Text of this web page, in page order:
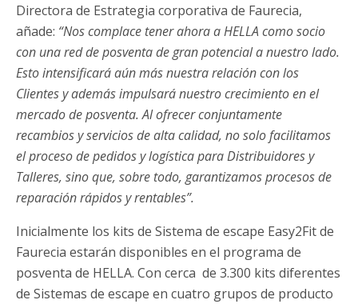
Directora de Estrategia corporativa de Faurecia,
añade: “Nos complace tener ahora a HELLA como socio
con una red de posventa de gran potencial a nuestro lado.
Esto intensificará aún más nuestra relación con los
Clientes y además impulsará nuestro crecimiento en el
mercado de posventa. Al ofrecer conjuntamente
recambios y servicios de alta calidad, no solo facilitamos
el proceso de pedidos y logística para Distribuidores y
Talleres, sino que, sobre todo, garantizamos procesos de
reparación rápidos y rentables”.
Inicialmente los kits de Sistema de escape Easy2Fit de
Faurecia estarán disponibles en el programa de
posventa de HELLA. Con cerca de 3.300 kits diferentes
de Sistemas de escape en cuatro grupos de producto